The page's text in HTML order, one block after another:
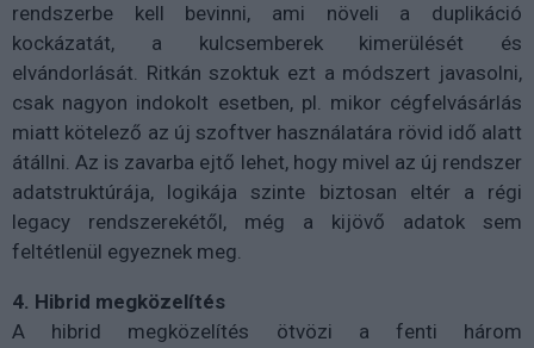
rendszerbe kell bevinni, ami növeli a duplikáció
kockázatát, a kulcsemberek kimerülését és
elvándorlását. Ritkán szoktuk ezt a módszert javasolni,
csak nagyon indokolt esetben, pl. mikor cégfelvásárlás
miatt kötelező az új szoftver használatára rövid idő alatt
átállni. Az is zavarba ejtő lehet, hogy mivel az új rendszer
adatstruktúrája, logikája szinte biztosan eltér a régi
legacy rendszerekétől, még a kijövő adatok sem
feltétlenül egyeznek meg.
4. Hibrid megközelítés
A hibrid megközelítés ötvözi a fenti három